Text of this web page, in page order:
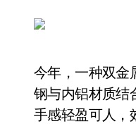
今年，一种双金
钢与内铝材质结
手感轻盈可人，